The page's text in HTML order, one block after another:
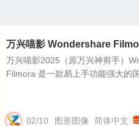
万兴喵影 Wondershare
万兴喵影2025（原万兴神剪手）
Filmora 是一款易上手功能强大的
02/10 图形图像 简体中文